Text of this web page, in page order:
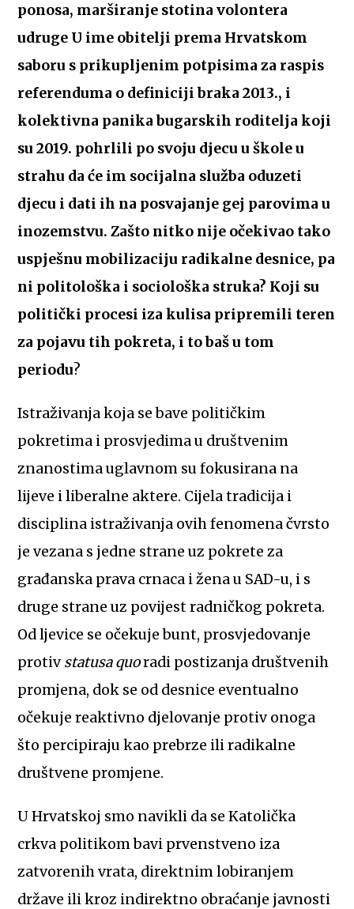
ponosa, marširanje stotina volontera
udruge U ime obitelji prema Hrvatskom
saboru s prikupljenim potpisima za raspis
referenduma o definiciji braka 2013., i
kolektivna panika bugarskih roditelja koji
su 2019. pohrlili po svoju djecu u škole u
strahu da će im socijalna služba oduzeti
djecu i dati ih na posvajanje gej parovima u
inozemstvu. Zašto nitko nije očekivao tako
uspješnu mobilizaciju radikalne desnice, pa
ni politološka i sociološka struka? Koji su
politički procesi iza kulisa pripremili teren
za pojavu tih pokreta, i to baš u tom
periodu?
Istraživanja koja se bave političkim
pokretima i prosvjedima u društvenim
znanostima uglavnom su fokusirana na
lijeve i liberalne aktere. Cijela tradicija i
disciplina istraživanja ovih fenomena čvrsto
je vezana s jedne strane uz pokrete za
građanska prava crnaca i žena u SAD-u, i s
druge strane uz povijest radničkog pokreta.
Od ljevice se očekuje bunt, prosvjedovanje
protiv statusa quoradi postizanja društvenih
promjena, dok se od desnice eventualno
očekuje reaktivno djelovanje protiv onoga
što percipiraju kao prebrze ili radikalne
društvene promjene.
U Hrvatskoj smo navikli da se Katolička
crkva politikom bavi prvenstveno iza
zatvorenih vrata, direktnim lobiranjem
države ili kroz indirektno obraćanje javnosti